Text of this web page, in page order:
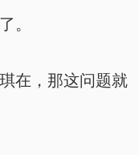
。
在，那这问题就